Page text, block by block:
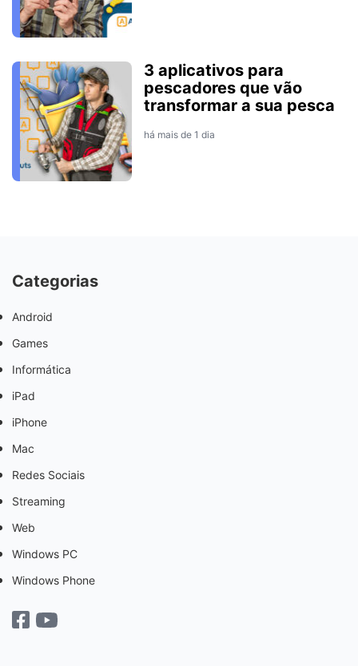
3 aplicativos para
pescadores que vão
transformar a sua pesca
há mais de 1 dia
Categorias
Android
Games
Informática
iPad
iPhone
Mac
Redes Sociais
Streaming
Web
Windows PC
Windows Phone